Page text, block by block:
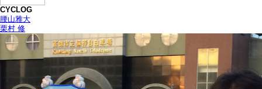
CYCLOG
腰山雅大
栗村 修